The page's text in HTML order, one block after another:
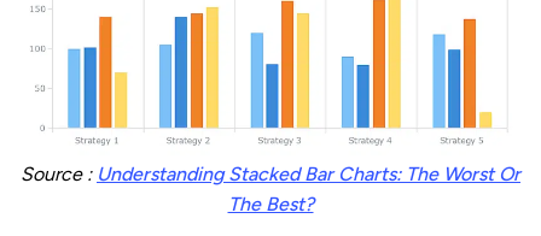
Source : Understanding Stacked Bar Charts: The Worst Or
The Best?